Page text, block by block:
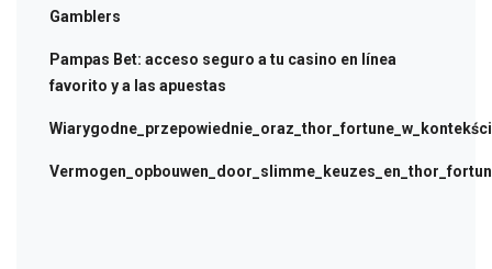
Gamblers
Pampas Bet: acceso seguro a tu casino en línea
favorito y a las apuestas